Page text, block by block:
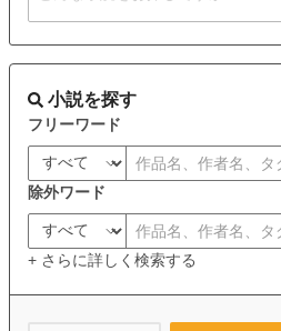
小説を探す
フリーワード
除外ワード
+ さらに詳しく検索する